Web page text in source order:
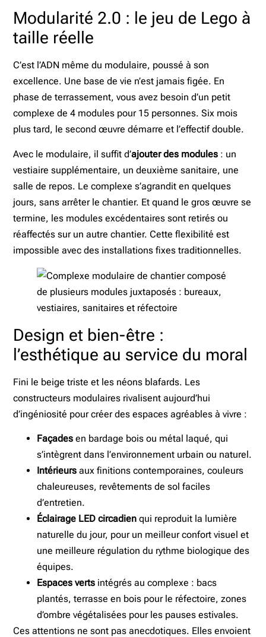
Modularité 2.0 : le jeu de Lego à
taille réelle
C’est l’ADN même du modulaire, poussé à son
excellence. Une base de vie n’est jamais figée. En
phase de terrassement, vous avez besoin d’un petit
complexe de 4 modules pour 15 personnes. Six mois
plus tard, le second œuvre démarre et l’effectif double.
Avec le modulaire, il suffit d’ajouter des modules : un
vestiaire supplémentaire, un deuxième sanitaire, une
salle de repos. Le complexe s’agrandit en quelques
jours, sans arrêter le chantier. Et quand le gros œuvre se
termine, les modules excédentaires sont retirés ou
réaffectés sur un autre chantier. Cette flexibilité est
impossible avec des installations fixes traditionnelles.
Design et bien-être :
l’esthétique au service du moral
Fini le beige triste et les néons blafards. Les
constructeurs modulaires rivalisent aujourd’hui
d’ingéniosité pour créer des espaces agréables à vivre :
Façades en bardage bois ou métal laqué, qui
s’intègrent dans l’environnement urbain ou naturel.
Intérieurs aux finitions contemporaines, couleurs
chaleureuses, revêtements de sol faciles
d’entretien.
Éclairage LED circadien qui reproduit la lumière
naturelle du jour, pour un meilleur confort visuel et
une meilleure régulation du rythme biologique des
équipes.
Espaces verts intégrés au complexe : bacs
plantés, terrasse en bois pour le réfectoire, zones
d’ombre végétalisées pour les pauses estivales.
Ces attentions ne sont pas anecdotiques. Elles envoient